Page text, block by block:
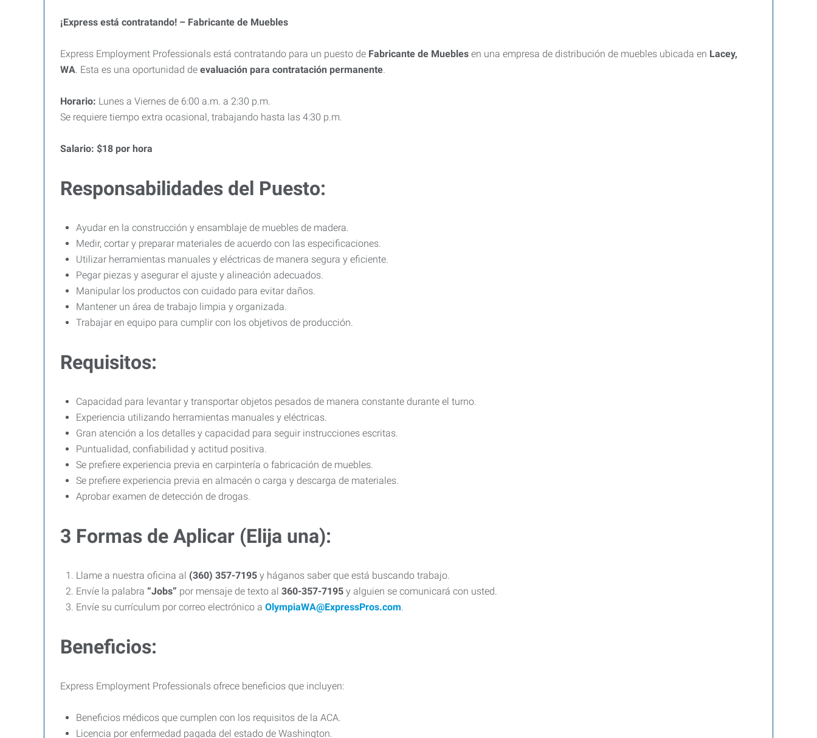
¡Express está contratando! – Fabricante de Muebles
Express Employment Professionals está contratando para un puesto de Fabricante de Muebles en una empresa de distribución de muebles ubicada en Lacey,
WA. Esta es una oportunidad de evaluación para contratación permanente.
Horario: Lunes a Viernes de 6:00 a.m. a 2:30 p.m.
Se requiere tiempo extra ocasional, trabajando hasta las 4:30 p.m.
Salario: $18 por hora
Responsabilidades del Puesto:
Ayudar en la construcción y ensamblaje de muebles de madera.
Medir, cortar y preparar materiales de acuerdo con las especificaciones.
Utilizar herramientas manuales y eléctricas de manera segura y eficiente.
Pegar piezas y asegurar el ajuste y alineación adecuados.
Manipular los productos con cuidado para evitar daños.
Mantener un área de trabajo limpia y organizada.
Trabajar en equipo para cumplir con los objetivos de producción.
Requisitos:
Capacidad para levantar y transportar objetos pesados de manera constante durante el turno.
Experiencia utilizando herramientas manuales y eléctricas.
Gran atención a los detalles y capacidad para seguir instrucciones escritas.
Puntualidad, confiabilidad y actitud positiva.
Se prefiere experiencia previa en carpintería o fabricación de muebles.
Se prefiere experiencia previa en almacén o carga y descarga de materiales.
Aprobar examen de detección de drogas.
3 Formas de Aplicar (Elija una):
Llame a nuestra oficina al (360) 357-7195 y háganos saber que está buscando trabajo.
Envíe la palabra “Jobs” por mensaje de texto al 360-357-7195 y alguien se comunicará con usted.
Envíe su currículum por correo electrónico a OlympiaWA@ExpressPros.com.
Beneficios:
Express Employment Professionals ofrece beneficios que incluyen:
Beneficios médicos que cumplen con los requisitos de la ACA.
Licencia por enfermedad pagada del estado de Washington.